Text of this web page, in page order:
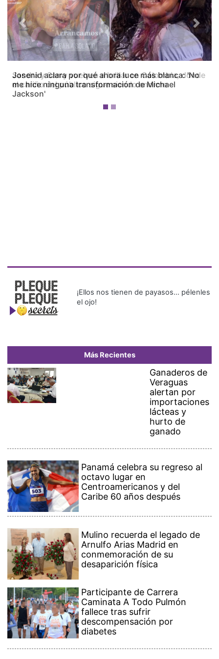
Josenid aclara por qué ahora luce más blanca: 'No
me hice ninguna transformación de Michael
Jackson'
Previous Next
¡Ellos nos tienen de payasos… pélenles
el ojo!
Más Recientes
Ganaderos de
Veraguas
alertan por
importaciones
lácteas y
hurto de
ganado
Panamá celebra su regreso al
octavo lugar en
Centroamericanos y del
Caribe 60 años después
Mulino recuerda el legado de
Arnulfo Arias Madrid en
conmemoración de su
desaparición física
Participante de Carrera
Caminata A Todo Pulmón
fallece tras sufrir
descompensación por
diabetes